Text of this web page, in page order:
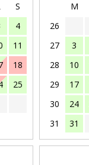
S
4
11
18
25
M
26
27
3
28
10
29
17
30
24
31
31